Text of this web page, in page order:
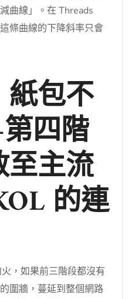
曲線」。在 Threads
條曲線的下降斜率只會
包不
四階
主流
的連
，如果前三階段都沒有
圍牆，蔓延到整個網路